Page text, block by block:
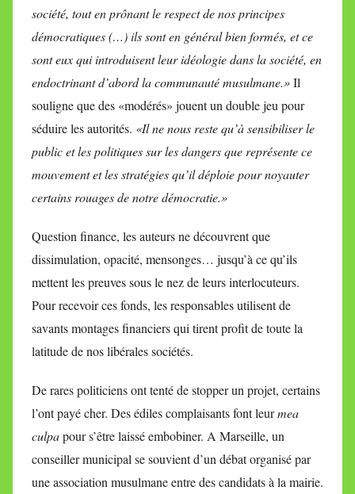
société, tout en prônant le respect de nos principes
démocratiques (…) ils sont en général bien formés, et ce
sont eux qui introduisent leur idéologie dans la société, en
endoctrinant d’abord la communauté musulmane.»Il
souligne que des «modérés» jouent un double jeu pour
séduire les autorités. «Il ne nous reste qu’à sensibiliser le
public et les politiques sur les dangers que représente ce
mouvement et les stratégies qu’il déploie pour noyauter
certains rouages de notre démocratie.»
Question finance, les auteurs ne découvrent que
dissimulation, opacité, mensonges… jusqu’à ce qu’ils
mettent les preuves sous le nez de leurs interlocuteurs.
Pour recevoir ces fonds, les responsables utilisent de
savants montages financiers qui tirent profit de toute la
latitude de nos libérales sociétés.
De rares politiciens ont tenté de stopper un projet, certains
l’ont payé cher. Des édiles complaisants font leurmea
culpapour s’être laissé embobiner. A Marseille, un
conseiller municipal se souvient d’un débat organisé par
une association musulmane entre des candidats à la mairie.